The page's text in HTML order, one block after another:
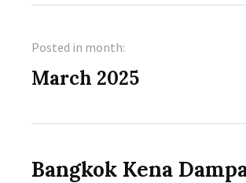
Posted in month:
March 2025
Bangkok Kena